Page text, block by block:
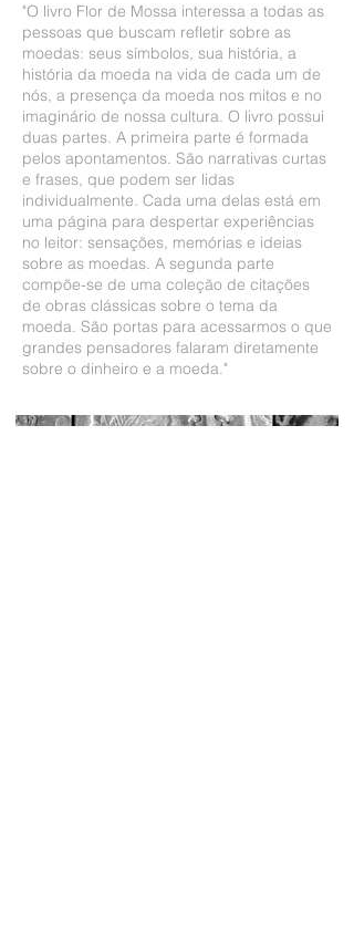
"O livro Flor de Mossa interessa a todas as
pessoas que buscam refletir sobre as
moedas: seus símbolos, sua história, a
história da moeda na vida de cada um de
nós, a presença da moeda nos mitos e no
imaginário de nossa cultura. O livro possui
duas partes. A primeira parte é formada
pelos apontamentos. São narrativas curtas
e frases, que podem ser lidas
individualmente. Cada uma delas está em
uma página para despertar experiências
no leitor: sensações, memórias e ideias
sobre as moedas. A segunda parte
compõe-se de uma coleção de citações
de obras clássicas sobre o tema da
moeda. São portas para acessarmos o que
grandes pensadores falaram diretamente
sobre o dinheiro e a moeda."